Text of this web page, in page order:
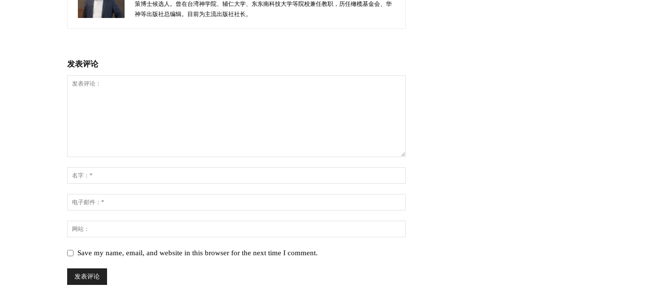
策博士候选人。曾在台湾神学院、辅仁大学、东东南科技大学等院校兼任教职，历任橄榄基金会、华
神等出版社总编辑。目前为主流出版社社长。
发表评论
Save my name, email, and website in this browser for the next time I comment.